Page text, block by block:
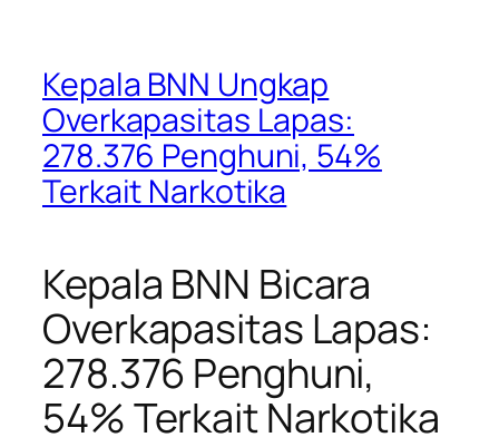
Kepala BNN Ungkap
Overkapasitas Lapas:
278.376 Penghuni, 54%
Terkait Narkotika
Kepala BNN Bicara
Overkapasitas Lapas:
278.376 Penghuni,
54% Terkait Narkotika